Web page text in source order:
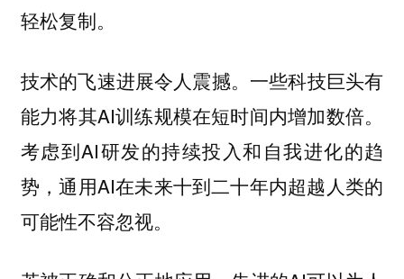
轻松复制。
技术的飞速进展令人震撼。一些科技巨头有
能力将其AI训练规模在短时间内增加数倍。
考虑到AI研发的持续投入和自我进化的趋
势，通用AI在未来十到二十年内超越人类的
可能性不容忽视。